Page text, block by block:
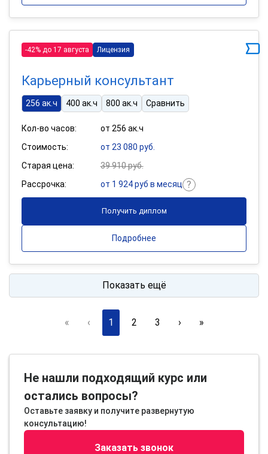
-42% до 17 августа Лицензия
Карьерный консультант
256 ак.ч 400 ак.ч 800 ак.ч Сравнить
Кол-во часов:
от 256 ак.ч
Стоимость:
от 23 080 руб.
Старая цена:
39 910 руб.
Рассрочка:
от 1 924 руб в месяц
Получить диплом
Подробнее
Показать ещё
« ‹ 1 2 3 › »
Не нашли подходящий курс или
остались вопросы?
Оставьте заявку и получите развернутую
консультацию!
Заказать звонок